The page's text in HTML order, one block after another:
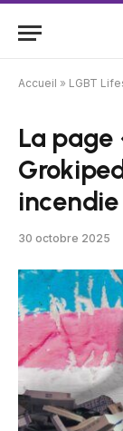
Accueil » LGBT
La page
30 octobre 2025